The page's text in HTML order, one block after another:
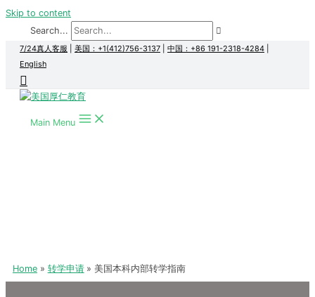
Skip to content
Search...
7/24真人客服 美国：+1(412)756-3137 中国：+86 191-2318-4284
English
Main Menu
Home 转学申请 美国本科内部转学指南